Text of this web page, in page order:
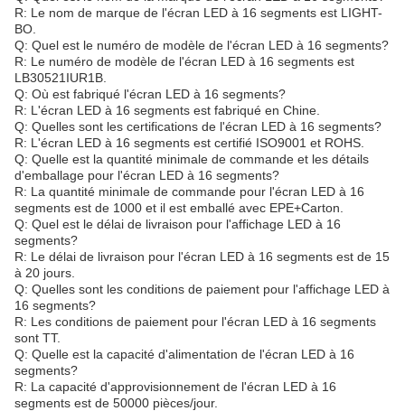
R: Le nom de marque de l'écran LED à 16 segments est LIGHT-
BO.
Q: Quel est le numéro de modèle de l'écran LED à 16 segments?
R: Le numéro de modèle de l'écran LED à 16 segments est
LB30521IUR1B.
Q: Où est fabriqué l'écran LED à 16 segments?
R: L'écran LED à 16 segments est fabriqué en Chine.
Q: Quelles sont les certifications de l'écran LED à 16 segments?
R: L'écran LED à 16 segments est certifié ISO9001 et ROHS.
Q: Quelle est la quantité minimale de commande et les détails
d'emballage pour l'écran LED à 16 segments?
R: La quantité minimale de commande pour l'écran LED à 16
segments est de 1000 et il est emballé avec EPE+Carton.
Q: Quel est le délai de livraison pour l'affichage LED à 16
segments?
R: Le délai de livraison pour l'écran LED à 16 segments est de 15
à 20 jours.
Q: Quelles sont les conditions de paiement pour l'affichage LED à
16 segments?
R: Les conditions de paiement pour l'écran LED à 16 segments
sont TT.
Q: Quelle est la capacité d'alimentation de l'écran LED à 16
segments?
R: La capacité d'approvisionnement de l'écran LED à 16
segments est de 50000 pièces/jour.